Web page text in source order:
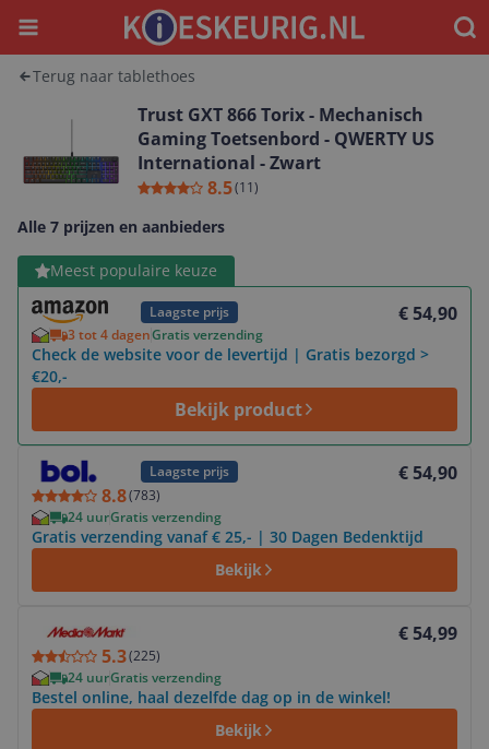
Menu
Terug naar tablethoes
Trust GXT 866 Torix - Mechanisch
Gaming Toetsenbord - QWERTY US
International - Zwart
8.5(11)
Alle 7 prijzen en aanbieders
Meest populaire keuze
Laagste prijs € 54,90
3 tot 4 dagenGratis verzending
Check de website voor de levertijd | Gratis bezorgd >
€20,-
Bekijk product
Bekijk product
Laagste prijs
8.8(783)
€ 54,90
24 uurGratis verzending
Gratis verzending vanaf € 25,- | 30 Dagen Bedenktijd
Bekijk
Bekijk product
5.3(225)
€ 54,99
24 uurGratis verzending
Bestel online, haal dezelfde dag op in de winkel!
Bekijk